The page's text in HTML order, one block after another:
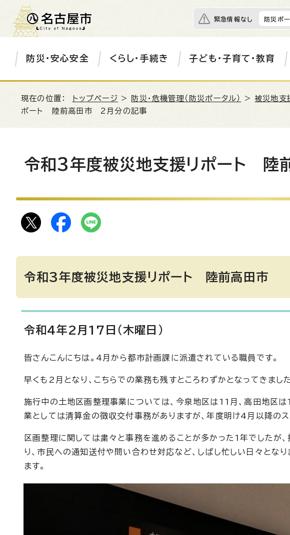
緊急情報なし 防災ポ
防災・安心安全 くらし・手続き 子ども・子育て・教育
現在の位置： トップページ > 防災・危機管理（防災ポータル） >被災地支
ポート 陸前高田市 2月分の記事
令和3年度被災地支援リポート
令和3年度被災地支援リポート 陸前高田市
令和4年2月17日（木曜日）
皆さんこんにちは。4月から都市計画課に派遣されている職員です。
早くも2月となり、こちらでの業務も残すところわずかとなってきました
施行中の土地区画整理事業については、今泉地区は11月、高田地区
業としては清算金の徴収交付事務がありますが、年度明け4月以降のス
区画整理に関しては粛々と事務を進めることが多かった1年でしたが
り、市民への通知送付や問い合わせ対応など、しばし忙しい日々とな
ます。